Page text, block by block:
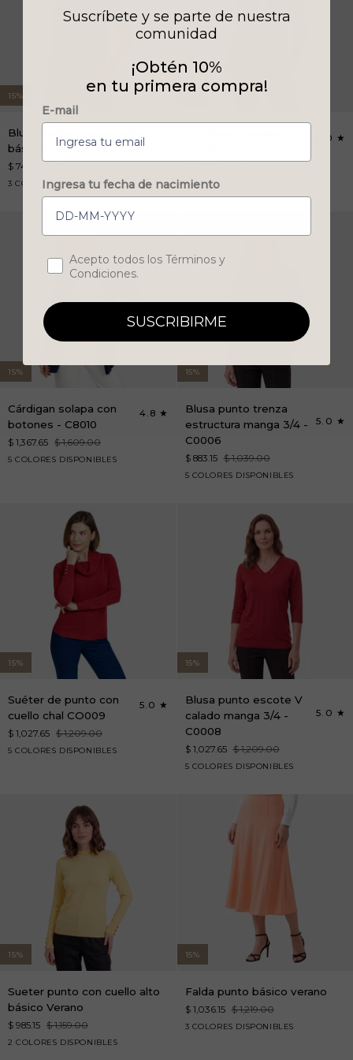
15%
Blusa
punto
manga
corta
básico
Blusa punto manga corta
básico Verano
$ 747.15
3 COLORES DISPONIBLES
amarillo-
aquasalmon
Cárdigan
5.0
5 COLORES DISPONIBLES
rojo blanco
marino
15%
solapa
botones
-
Cárdigan solapa con
botones - C8010
4.8
$ 1,367.65 $ 1,609.00
5 COLORES DISPONIBLES
azul rojo negroarenablanco
15%
manga
3/4
Blusa punto trenza
estructura manga 3/4 -
C0006
5.0
$ 883.15 $ 1,039.00
5 COLORES DISPONIBLES
rojo blancoazul arenanegro
15%
Suéter
con
cuello
Suéter de punto con
cuello chal CO009
5.0
$ 1,027.65 $ 1,209.00
5 COLORES DISPONIBLES
rojo negroarenaazul blanco
15%
Blusa
punto
calado
manga
Blusa punto escote V
calado manga 3/4 -
C0008
5.0
$ 1,027.65 $ 1,209.00
5 COLORES DISPONIBLES
rojo arenaazul blanconegro
15%
cuello
alto
Sueter punto con cuello alto
básico Verano
$ 985.15 $ 1,159.00
2 COLORES DISPONIBLES
amarillo-salmon
15%
básico
verano
Falda punto básico verano
$ 1,036.15 $ 1,219.00
3 COLORES DISPONIBLES
amarillo-
aqua salmon
Suscríbete y se parte de nuestra
comunidad
¡Obtén 10%
en tu primera compra!
E-mail
Ingresa tu fecha de nacimiento
ConcentAcepto todos los Términos y
Condiciones.
SUSCRIBIRME